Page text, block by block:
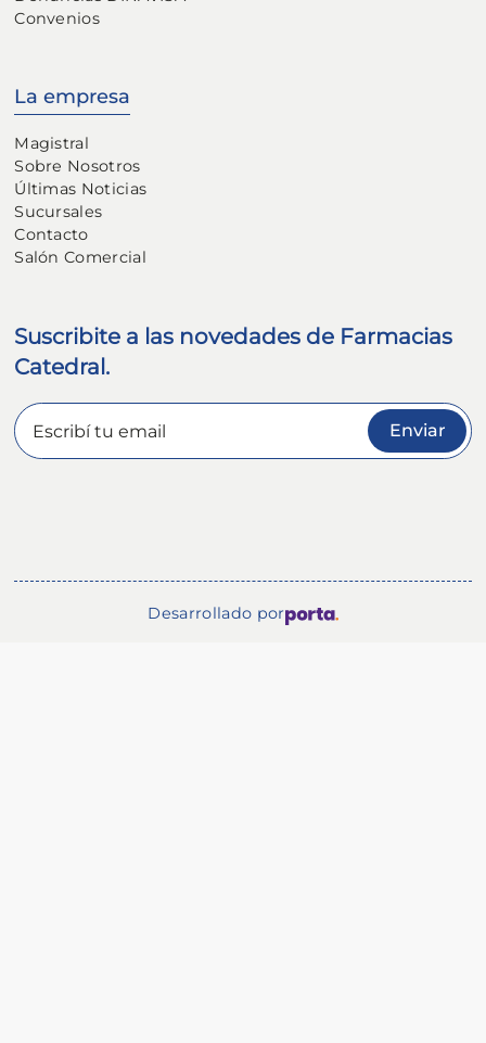
Convenios
La empresa
Magistral
Sobre Nosotros
Últimas Noticias
Sucursales
Contacto
Salón Comercial
Suscribite a las novedades de Farmacias
Catedral.
Enviar
Desarrollado por